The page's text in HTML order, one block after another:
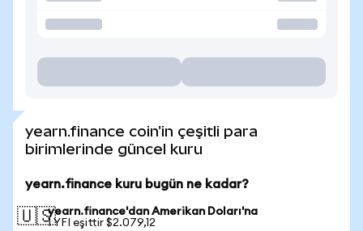
yearn.finance coin'in çeşitli para
birimlerinde güncel kuru
yearn.finance kuru bugün ne kadar?
🇺🇸yearn.finance'dan Amerikan Doları'na
1 YFI eşittir $2.079,12